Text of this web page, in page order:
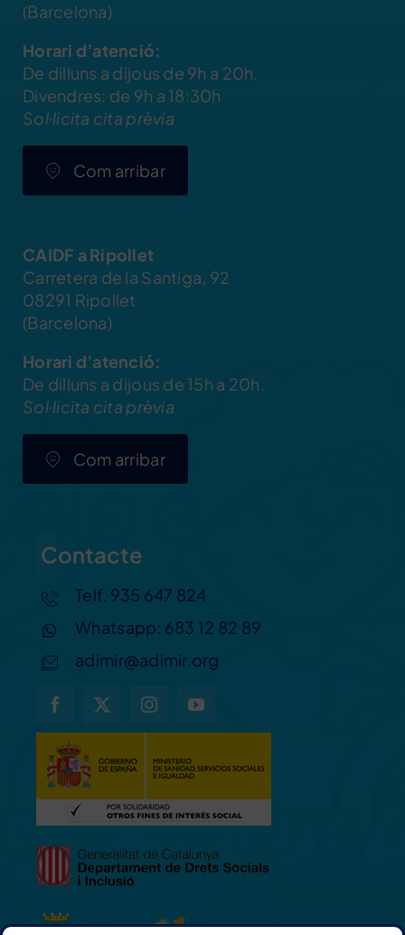
(Barcelona)
Horari d’atenció:
De dilluns a dijous de 9h a 20h.
Divendres: de 9h a 18:30h
Sol·licita cita prèvia
Com arribar
CAIDF a Ripollet
Carretera de la Santiga, 92
08291 Ripollet
(Barcelona)
Horari d’atenció:
De dilluns a dijous de 15h a 20h.
Sol·licita cita prèvia
Com arribar
Contacte
Telf. 935 647 824
Whatsapp: 683 12 82 89
adimir@adimir.org